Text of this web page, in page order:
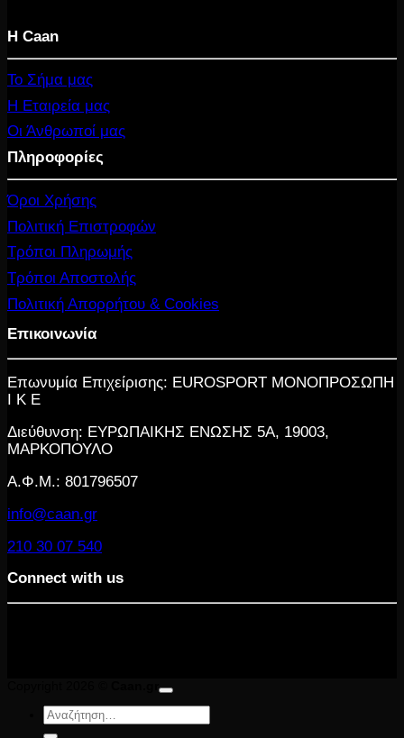
Η Caan
Το Σήμα μας
Η Εταιρεία μας
Οι Άνθρωποί μας
Πληροφορίες
Όροι Χρήσης
Πολιτική Επιστροφών
Τρόποι Πληρωμής
Τρόποι Αποστολής
Πολιτική Απορρήτου & Cookies
Επικοινωνία
Επωνυμία Επιχείρισης: EUROSPORT ΜΟΝΟΠΡΟΣΩΠΗ
Ι Κ Ε
Διεύθυνση: ΕΥΡΩΠΑΙΚΗΣ ΕΝΩΣΗΣ 5Α, 19003,
ΜΑΡΚΟΠΟΥΛΟ
Α.Φ.Μ.: 801796507
info@caan.gr
210 30 07 540
Connect with us
Αναζήτηση
για: